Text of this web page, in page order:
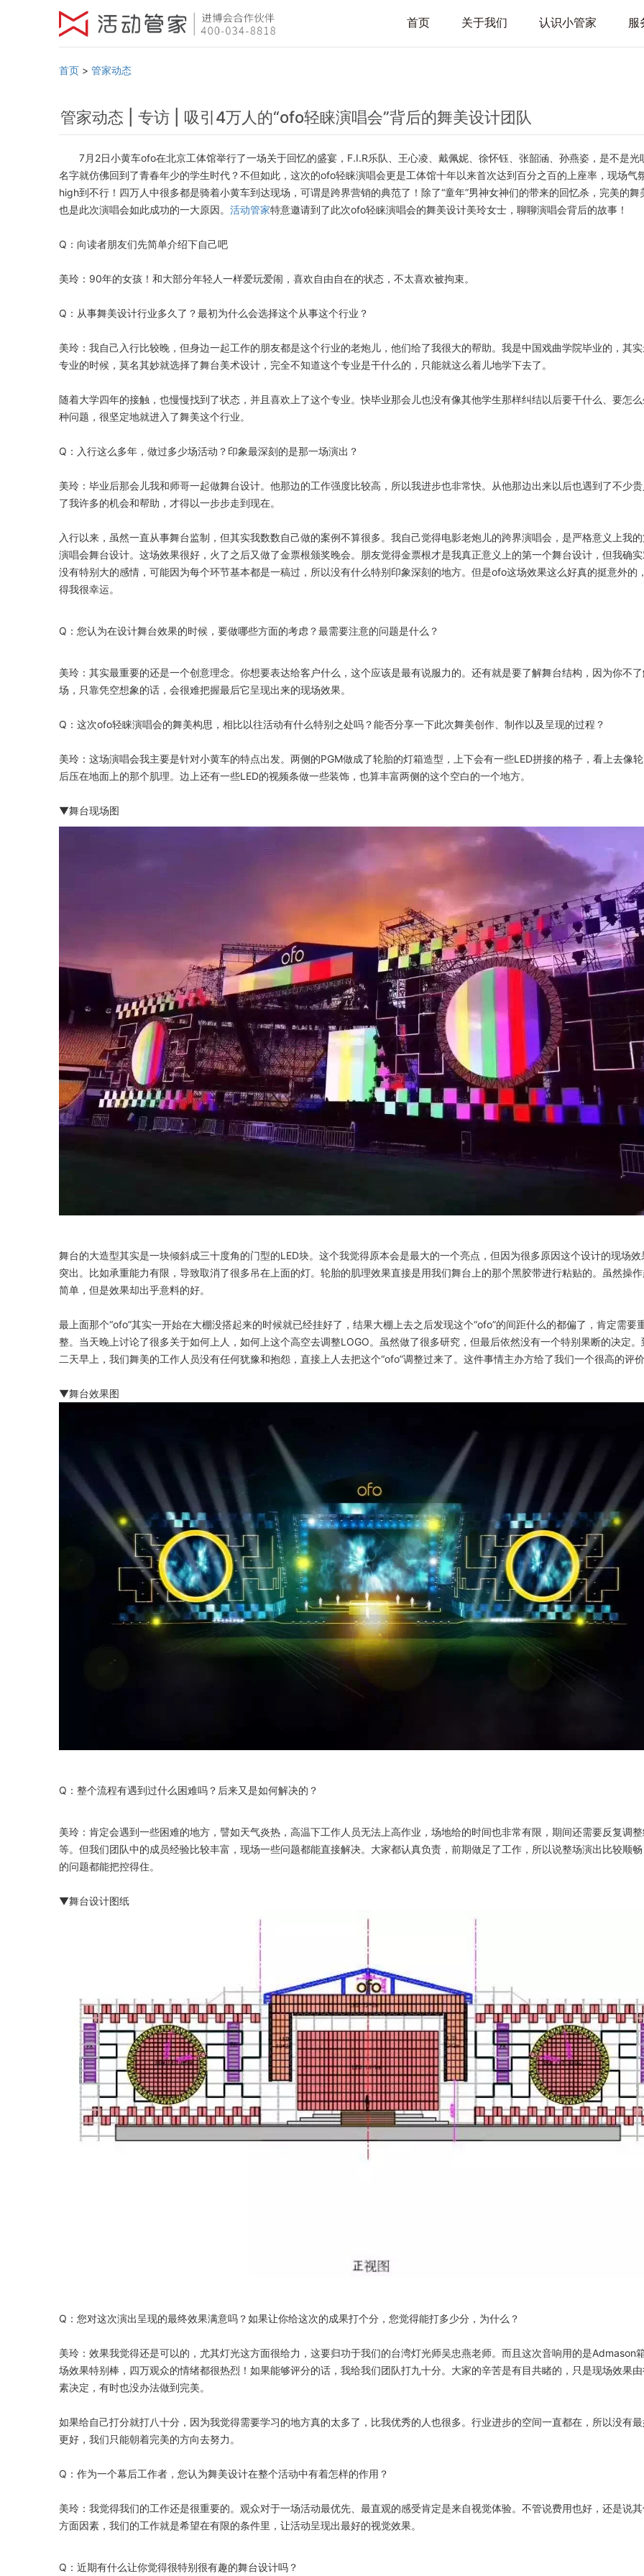
服
认识小管家
关于我们
首页
首页 > 管家动态
管家动态 | 专访 | 吸引4万人的“ofo轻睐演唱会”背后的舞美设计团队
7月2日小黄车ofo在北京工体馆举行了一场关于回忆的盛宴，F.I.R乐队、王心凌、戴佩妮、徐怀钰、张韶涵、孙燕姿，是不是光
名字就仿佛回到了青春年少的学生时代？不但如此，这次的ofo轻睐演唱会更是工体馆十年以来首次达到百分之百的上座率，现场气
high到不行！四万人中很多都是骑着小黄车到达现场，可谓是跨界营销的典范了！除了“童年”男神女神们的带来的回忆杀，完美的舞
也是此次演唱会如此成功的一大原因。 活动管家特意邀请到了此次ofo轻睐演唱会的舞美设计美玲女士，聊聊演唱会背后的故事！
Q：向读者朋友们先简单介绍下自己吧
美玲：90年的女孩！和大部分年轻人一样爱玩爱闹，喜欢自由自在的状态，不太喜欢被拘束。
Q：从事舞美设计行业多久了？最初为什么会选择这个从事这个行业？
美玲：我自己入行比较晚，但身边一起工作的朋友都是这个行业的老炮儿，他们给了我很大的帮助。我是中国戏曲学院毕业的，其
专业的时候，莫名其妙就选择了舞台美术设计，完全不知道这个专业是干什么的，只能就这么着儿地学下去了。
随着大学四年的接触，也慢慢找到了状态，并且喜欢上了这个专业。快毕业那会儿也没有像其他学生那样纠结以后要干什么、要怎
种问题，很坚定地就进入了舞美这个行业。
Q：入行这么多年，做过多少场活动？印象最深刻的是那一场演出？
美玲：毕业后那会儿我和师哥一起做舞台设计。他那边的工作强度比较高，所以我进步也非常快。从他那边出来以后也遇到了不少
了我许多的机会和帮助，才得以一步步走到现在。
入行以来，虽然一直从事舞台监制，但其实我数数自己做的案例不算很多。我自己觉得电影老炮儿的跨界演唱会，是严格意义上我
演唱会舞台设计。这场效果很好，火了之后又做了金票根颁奖晚会。朋友觉得金票根才是我真正意义上的第一个舞台设计，但我确
没有特别大的感情，可能因为每个环节基本都是一稿过，所以没有什么特别印象深刻的地方。但是ofo这场效果这么好真的挺意外的
得我很幸运。
Q：您认为在设计舞台效果的时候，要做哪些方面的考虑？最需要注意的问题是什么？
美玲：其实最重要的还是一个创意理念。你想要表达给客户什么，这个应该是最有说服力的。还有就是要了解舞台结构，因为你不
场，只靠凭空想象的话，会很难把握最后它呈现出来的现场效果。
Q：这次ofo轻睐演唱会的舞美构思，相比以往活动有什么特别之处吗？能否分享一下此次舞美创作、制作以及呈现的过程？
美玲：这场演唱会我主要是针对小黄车的特点出发。两侧的PGM做成了轮胎的灯箱造型，上下会有一些LED拼接的格子，看上去像
后压在地面上的那个肌理。边上还有一些LED的视频条做一些装饰，也算丰富两侧的这个空白的一个地方。
▼舞台现场图
舞台的大造型其实是一块倾斜成三十度角的门型的LED块。这个我觉得原本会是最大的一个亮点，但因为很多原因这个设计的现场效
突出。比如承重能力有限，导致取消了很多吊在上面的灯。轮胎的肌理效果直接是用我们舞台上的那个黑胶带进行粘贴的。虽然操
简单，但是效果却出乎意料的好。
最上面那个“ofo”其实一开始在大棚没搭起来的时候就已经挂好了，结果大棚上去之后发现这个“ofo”的间距什么的都偏了，肯定需要
整。当天晚上讨论了很多关于如何上人，如何上这个高空去调整LOGO。虽然做了很多研究，但最后依然没有一个特别果断的决定。
二天早上，我们舞美的工作人员没有任何犹豫和抱怨，直接上人去把这个“ofo”调整过来了。这件事情主办方给了我们一个很高的评价
▼舞台效果图
Q：整个流程有遇到过什么困难吗？后来又是如何解决的？
美玲：肯定会遇到一些困难的地方，譬如天气炎热，高温下工作人员无法上高作业，场地给的时间也非常有限，期间还需要反复调
等。但我们团队中的成员经验比较丰富，现场一些问题都能直接解决。大家都认真负责，前期做足了工作，所以说整场演出比较顺
的问题都能把控得住。
▼舞台设计图纸
Q：您对这次演出呈现的最终效果满意吗？如果让你给这次的成果打个分，您觉得能打多少分，为什么？
美玲：效果我觉得还是可以的，尤其灯光这方面很给力，这要归功于我们的台湾灯光师吴忠燕老师。而且这次音响用的是Admason
场效果特别棒，四万观众的情绪都很热烈！如果能够评分的话，我给我们团队打九十分。大家的辛苦是有目共睹的，只是现场效果
素决定，有时也没办法做到完美。
如果给自己打分就打八十分，因为我觉得需要学习的地方真的太多了，比我优秀的人也很多。行业进步的空间一直都在，所以没有
更好，我们只能朝着完美的方向去努力。
Q：作为一个幕后工作者，您认为舞美设计在整个活动中有着怎样的作用？
美玲：我觉得我们的工作还是很重要的。观众对于一场活动最优先、最直观的感受肯定是来自视觉体验。不管说费用也好，还是说
方面因素，我们的工作就是希望在有限的条件里，让活动呈现出最好的视觉效果。
Q：近期有什么让你觉得很特别很有趣的舞台设计吗？